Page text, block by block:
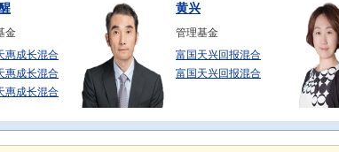
金
惠成长混合
惠成长混合
惠成长混合
黄兴
管理基金
富国天兴回报混合
富国天兴回报混合
金
张峰
管理基金